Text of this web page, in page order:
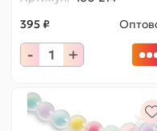
395 ₽
- +